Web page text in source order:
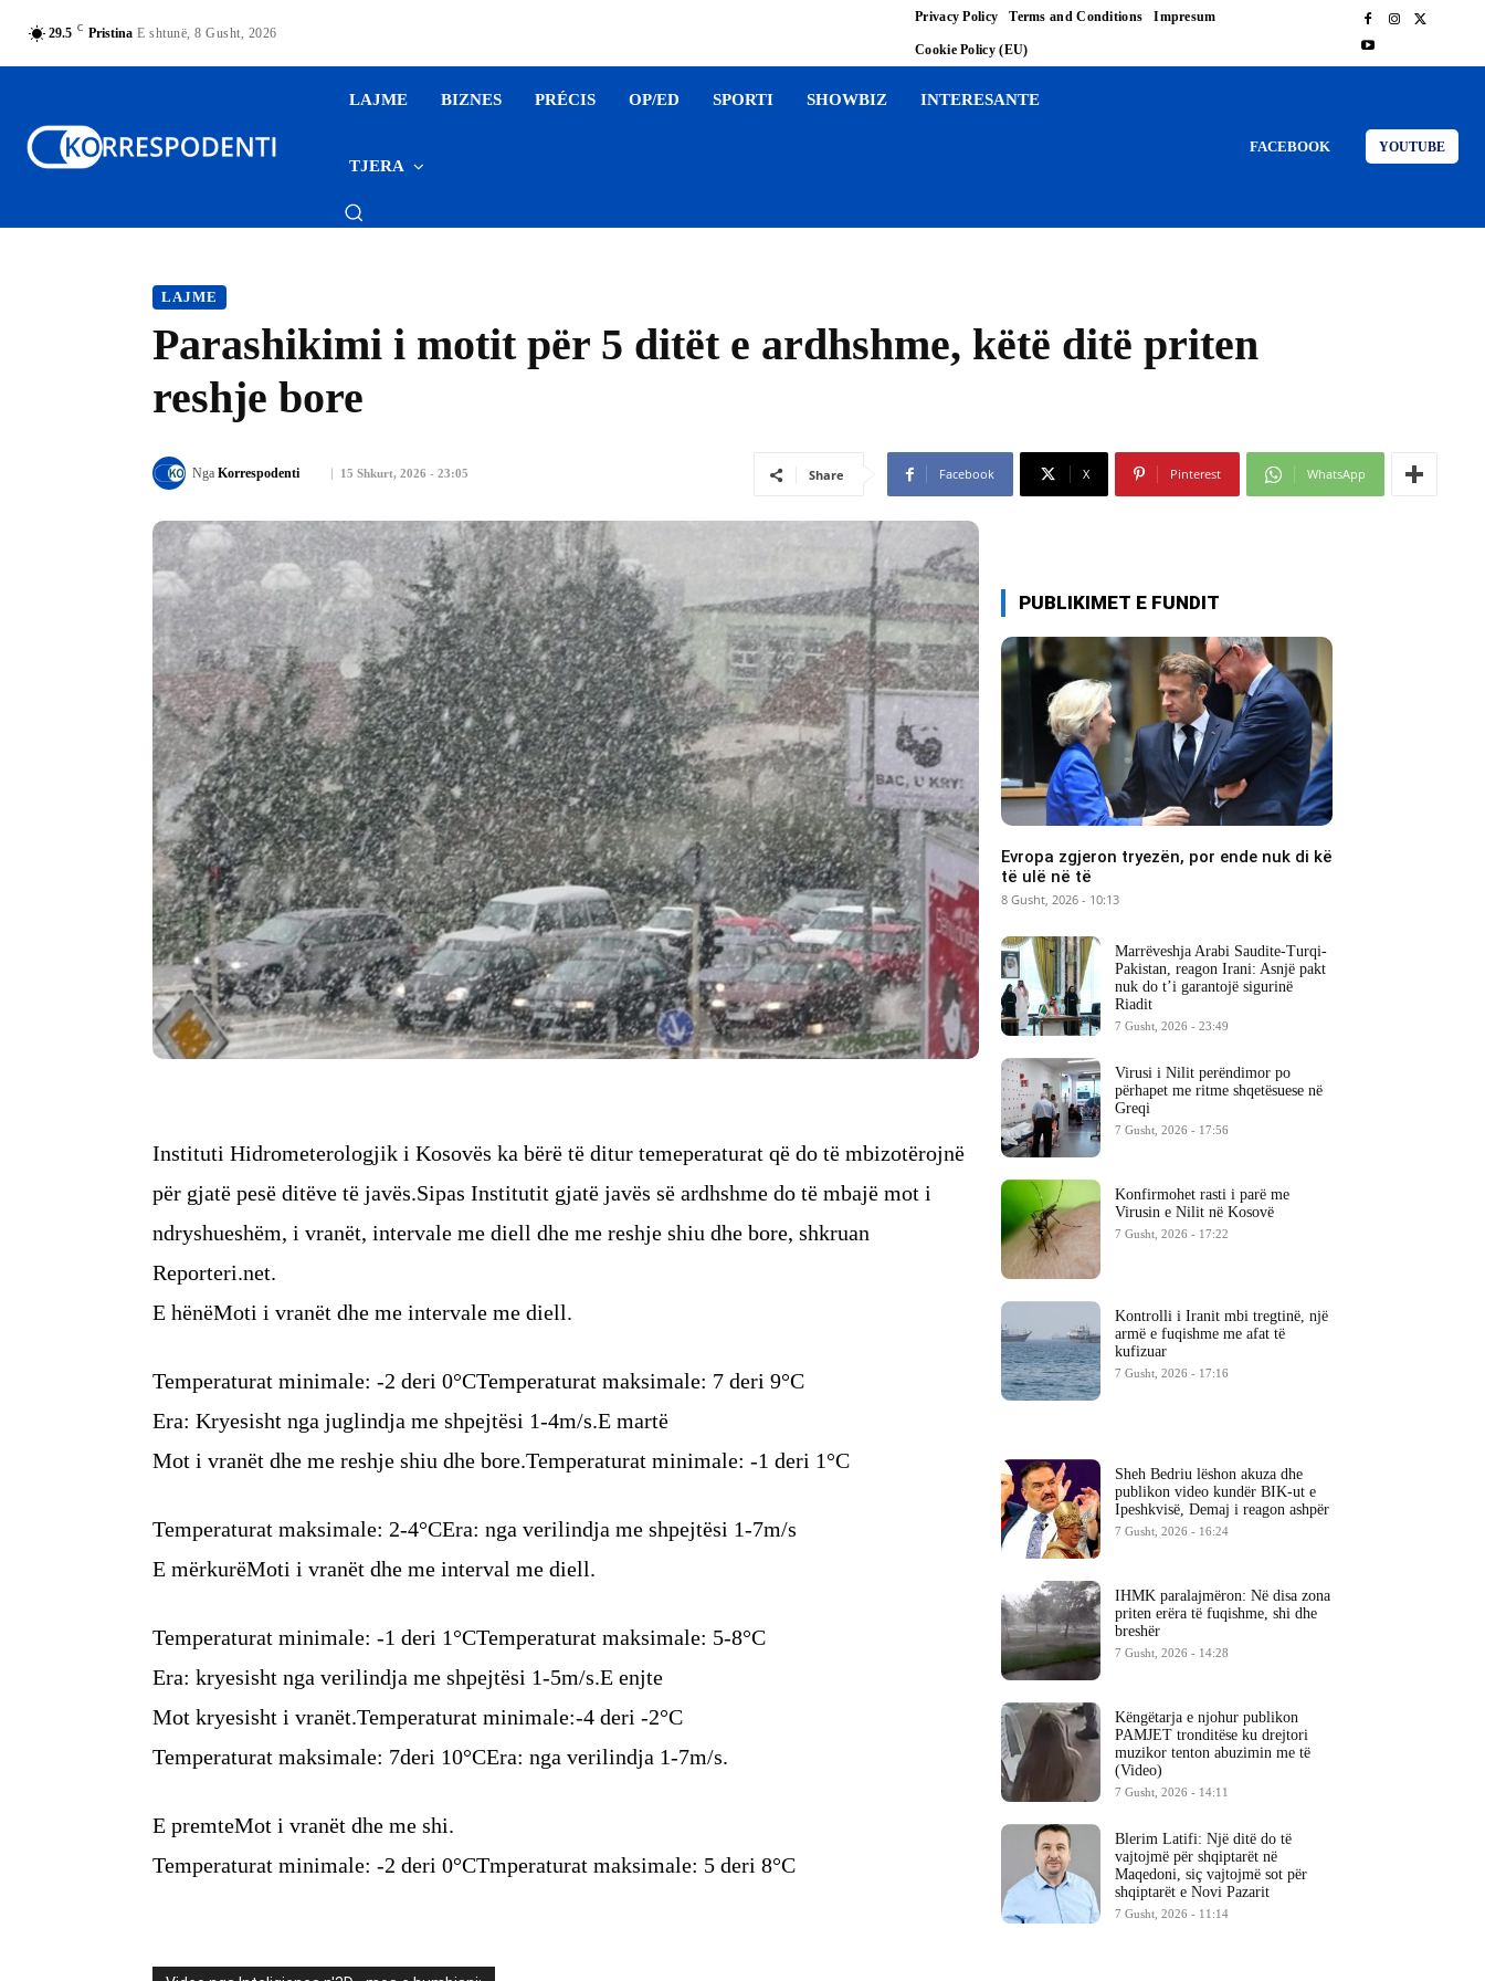
29.5 C Pristina E shtunë, 8 Gusht, 2026
Privacy Policy Terms and Conditions Impresum
Cookie Policy (EU)
LAJME BIZNES PRÉCIS OP/ED SPORTI SHOWBIZ INTERESANTE
TJERA
FACEBOOK YOUTUBE
LAJME
Parashikimi i motit për 5 ditët e ardhshme, këtë ditë priten
reshje bore
15 Shkurt, 2026 - 23:05
Nga Korrespodenti Share Facebook X Pinterest WhatsApp
Instituti Hidrometerologjik i Kosovës ka bërë të ditur temeperaturat që do të mbizotërojnë
për gjatë pesë ditëve të javës.Sipas Institutit gjatë javës së ardhshme do të mbajë mot i
ndryshueshëm, i vranët, intervale me diell dhe me reshje shiu dhe bore, shkruan
Reporteri.net.
E hënëMoti i vranët dhe me intervale me diell.
Temperaturat minimale: -2 deri 0°CTemperaturat maksimale: 7 deri 9°C
Era: Kryesisht nga juglindja me shpejtësi 1-4m/s.E martë
Mot i vranët dhe me reshje shiu dhe bore.Temperaturat minimale: -1 deri 1°C
Temperaturat maksimale: 2-4°CEra: nga verilindja me shpejtësi 1-7m/s
E mërkurëMoti i vranët dhe me interval me diell.
Temperaturat minimale: -1 deri 1°CTemperaturat maksimale: 5-8°C
Era: kryesisht nga verilindja me shpejtësi 1-5m/s.E enjte
Mot kryesisht i vranët.Temperaturat minimale:-4 deri -2°C
Temperaturat maksimale: 7deri 10°CEra: nga verilindja 1-7m/s.
E premteMot i vranët dhe me shi.
Temperaturat minimale: -2 deri 0°CTmperaturat maksimale: 5 deri 8°C
PUBLIKIMET E FUNDIT
Evropa zgjeron tryezën, por ende nuk di kë
të ulë në të
8 Gusht, 2026 - 10:13
Marrëveshja Arabi Saudite-Turqi-
Pakistan, reagon Irani: Asnjë pakt
nuk do t’i garantojë sigurinë
Riadit
7 Gusht, 2026 - 23:49
Virusi i Nilit perëndimor po
përhapet me ritme shqetësuese në
Greqi
7 Gusht, 2026 - 17:56
Konfirmohet rasti i parë me
Virusin e Nilit në Kosovë
7 Gusht, 2026 - 17:22
Kontrolli i Iranit mbi tregtinë, një
armë e fuqishme me afat të
kufizuar
7 Gusht, 2026 - 17:16
Sheh Bedriu lëshon akuza dhe
publikon video kundër BIK-ut e
Ipeshkvisë, Demaj i reagon ashpër
7 Gusht, 2026 - 16:24
IHMK paralajmëron: Në disa zona
priten erëra të fuqishme, shi dhe
breshër
7 Gusht, 2026 - 14:28
Këngëtarja e njohur publikon
PAMJET tronditëse ku drejtori
muzikor tenton abuzimin me të
(Video)
7 Gusht, 2026 - 14:11
Blerim Latifi: Një ditë do të
vajtojmë për shqiptarët në
Maqedoni, siç vajtojmë sot për
shqiptarët e Novi Pazarit
7 Gusht, 2026 - 11:14